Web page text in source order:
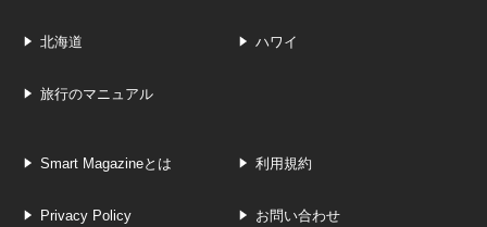
北海道 ハワイ
旅行のマニュアル
Smart Magazineとは 利用規約
Privacy Policy お問い合わせ